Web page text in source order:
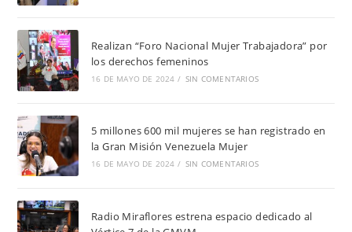
Realizan “Foro Nacional Mujer Trabajadora” por
los derechos femeninos
16 DE MAYO DE 2024 / SIN COMENTARIOS
5 millones 600 mil mujeres se han registrado en
la Gran Misión Venezuela Mujer
16 DE MAYO DE 2024 / SIN COMENTARIOS
Radio Miraflores estrena espacio dedicado al